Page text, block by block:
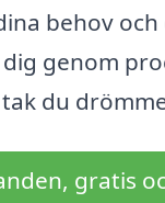
behov
genom
du
gratis